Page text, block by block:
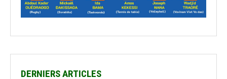
DERNIERS ARTICLES